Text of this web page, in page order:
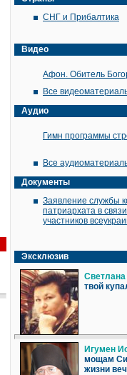
СНГ и Прибалтика
Видео
Афон. Обитель
Все
Аудио
Гимн программы
Все
Документы
Заявление службы
патриархата в
участников
Эксклюзив
Светлана
твой
Игумен
мощам
жизни